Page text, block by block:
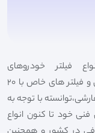
فیلتر خودروهای
سواری،سنگین،راهسازی و دستگاه های صنعتی و فیلتر های خاص با 20
با توجه به
فنی خود تا کنون انواع